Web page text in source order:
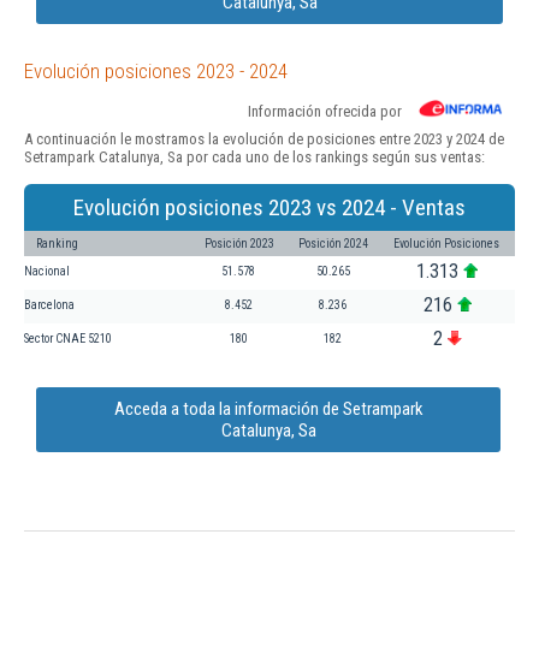
Evolución posiciones 2023 - 2024
Información ofrecida por
A continuación le mostramos la evolución de posiciones entre 2023 y 2024 de
Setrampark Catalunya, Sa por cada uno de los rankings según sus ventas:
Evolución posiciones 2023 vs 2024 - Ventas
Ranking Posición 2023 Posición 2024 Evolución Posiciones
Nacional 51.578 50.265 1.313
Barcelona 8.452 8.236 216
Sector CNAE 5210 180 182 2
Acceda a toda la información de Setrampark
Catalunya, Sa